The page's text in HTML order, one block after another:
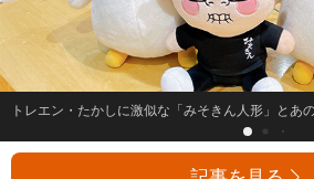
トレエン・たかしに激似な「みそきん人形」とあ